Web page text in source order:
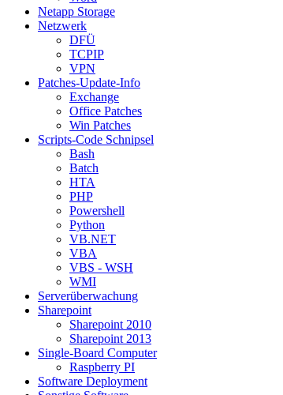
Netapp Storage
Netzwerk
DFÜ
TCPIP
VPN
Patches-Update-Info
Exchange
Office Patches
Win Patches
Scripts-Code Schnipsel
Bash
Batch
HTA
PHP
Powershell
Python
VB.NET
VBA
VBS - WSH
WMI
Serverüberwachung
Sharepoint
Sharepoint 2010
Sharepoint 2013
Single-Board Computer
Raspberry PI
Software Deployment